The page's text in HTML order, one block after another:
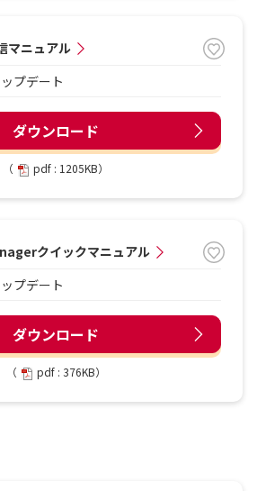
マニュアル
プデート
ダウンロード
（ pdf : 1205KB）
クイックマニュアル
プデート
ダウンロード
（ pdf : 376KB）